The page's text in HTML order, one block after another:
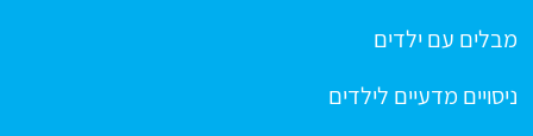
מבלים עם ילדים
ניסויים מדעיים לילדים